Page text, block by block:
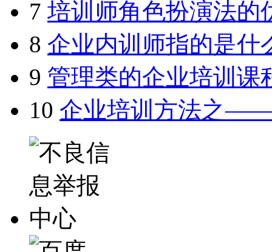
7 培训师角色扮演法的
8 企业内训师指的是什
9 管理类的企业培训课
10 企业培训方法之